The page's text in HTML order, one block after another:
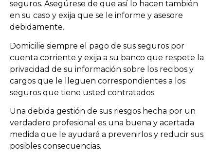
seguros. Asegúrese de que así lo hacen también
en su caso y exija que se le informe y asesore
debidamente.
Domicilie siempre el pago de sus seguros por
cuenta corriente y exija a su banco que respete la
privacidad de su información sobre los recibos y
cargos que le lleguen correspondientes a los
seguros que tiene usted contratados.
Una debida gestión de sus riesgos hecha por un
verdadero profesional es una buena y acertada
medida que le ayudará a prevenirlos y reducir sus
posibles consecuencias.